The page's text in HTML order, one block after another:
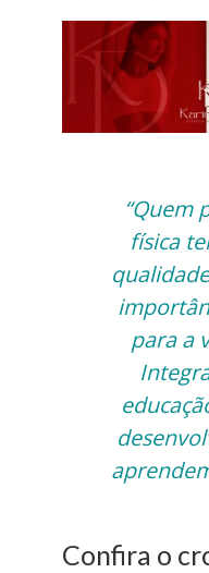
“Quem
física
para a
Confira o